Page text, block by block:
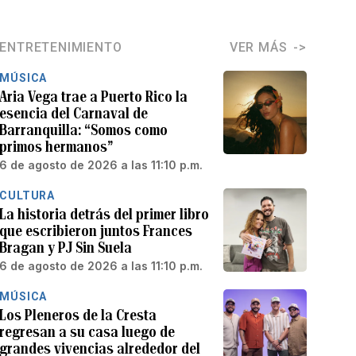
ENTRETENIMIENTO VER MÁS
MÚSICA
Aria Vega trae a Puerto Rico la
esencia del Carnaval de
Barranquilla: “Somos como
primos hermanos”
6 de agosto de 2026 a las 11:10 p.m.
CULTURA
La historia detrás del primer libro
que escribieron juntos Frances
Bragan y PJ Sin Suela
6 de agosto de 2026 a las 11:10 p.m.
MÚSICA
Los Pleneros de la Cresta
regresan a su casa luego de
grandes vivencias alrededor del